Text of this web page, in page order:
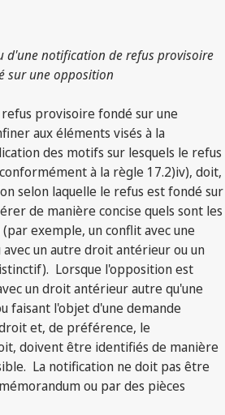
d'une notification de refus provisoire
sur une opposition
provisoire fondé sur une
aux éléments visés à la
des motifs sur lesquels le refus
à la règle 17.2)iv), doit,
selon laquelle le refus est fondé sur
de manière concise quels sont les
exemple, un conflit avec une
un autre droit antérieur ou un
Lorsque l'opposition est
un droit antérieur autre qu'une
faisant l'objet d'une demande
et, de préférence, le
doivent être identifiés de manière
La notification ne doit pas être
ou par des pièces